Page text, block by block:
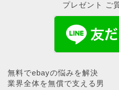
プレゼント ご
無料でebayの悩みを解決
業界全体を無償で支える男